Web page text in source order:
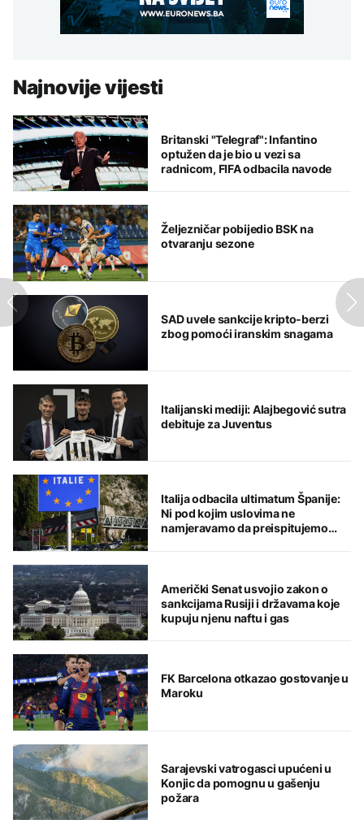
Najnovije vijesti
Britanski "Telegraf": Infantino
optužen da je bio u vezi sa
radnicom, FIFA odbacila navode
Željezničar pobijedio BSK na
otvaranju sezone
SAD uvele sankcije kripto-berzi
zbog pomoći iranskim snagama
Italijanski mediji: Alajbegović sutra
debituje za Juventus
Italija odbacila ultimatum Španije:
Ni pod kojim uslovima ne
namjeravamo da preispitujemo
Američki Senat usvojio zakon o
sankcijama Rusiji i državama koje
kupuju njenu naftu i gas
FK Barcelona otkazao gostovanje u
Maroku
Sarajevski vatrogasci upućeni u
Konjic da pomognu u gašenju
požara